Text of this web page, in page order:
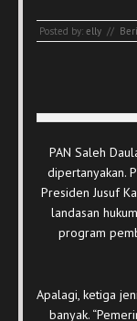
Posted by: elly //
PAN Saleh
dipertanyakan.
Presiden Jusuf
landasan
program
Apalagi, ketiga
banyak.